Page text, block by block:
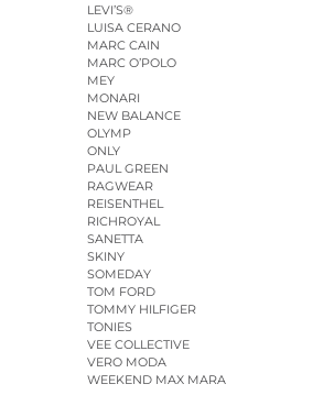
LEVI’S®
LUISA CERANO
MARC CAIN
MARC O’POLO
MEY
MONARI
NEW BALANCE
OLYMP
ONLY
PAUL GREEN
RAGWEAR
REISENTHEL
RICHROYAL
SANETTA
SKINY
SOMEDAY
TOM FORD
TOMMY HILFIGER
TONIES
VEE COLLECTIVE
VERO MODA
WEEKEND MAX MARA